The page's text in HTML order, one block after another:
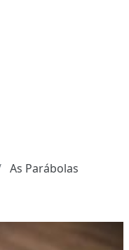
As Parábolas